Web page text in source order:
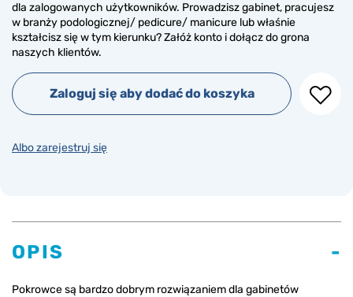
dla zalogowanych użytkowników. Prowadzisz gabinet, pracujesz
w branży podologicznej/ pedicure/ manicure lub właśnie
kształcisz się w tym kierunku? Załóż konto i dołącz do grona
naszych klientów.
Zaloguj się aby dodać do koszyka
Albo zarejestruj się
OPIS
Pokrowce są bardzo dobrym rozwiązaniem dla gabinetów